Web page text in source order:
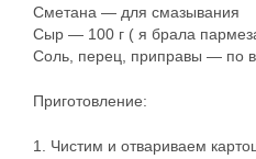
Сметана — для смазывания
Сыр — 100 г ( я брала
Соль, перец, приправы — по
Приготовление:
1. Чистим и отвариваем